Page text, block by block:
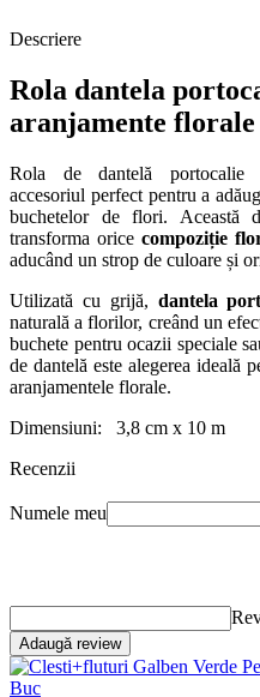
Descriere
Rola dantela
aranjamente florale
Rola de dantelă portocalie
accesoriul perfect pentru a
buchetelor de flori. Această
transforma orice compoziție
aducând un strop de culoare și
Utilizată cu grijă, dantela
naturală a florilor, creând un
buchete pentru ocazii speciale
de dantelă este alegerea ideală
aranjamentele florale.
Dimensiuni: 3,8 cm x 10 m
Recenzii
Numele meu
Adaugă review